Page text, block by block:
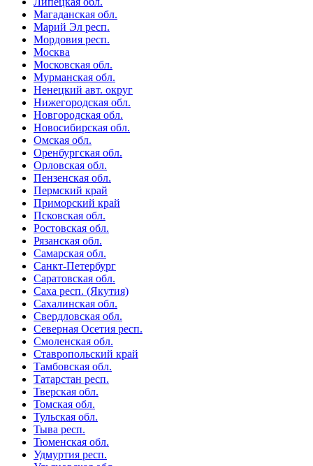
Магаданская обл.
Марий Эл респ.
Мордовия респ.
Москва
Московская обл.
Мурманская обл.
Ненецкий авт. округ
Нижегородская обл.
Новгородская обл.
Новосибирская обл.
Омская обл.
Оренбургская обл.
Орловская обл.
Пензенская обл.
Пермский край
Приморский край
Псковская обл.
Ростовская обл.
Рязанская обл.
Самарская обл.
Санкт-Петербург
Саратовская обл.
Саха респ. (Якутия)
Сахалинская обл.
Свердловская обл.
Северная Осетия респ.
Смоленская обл.
Ставропольский край
Тамбовская обл.
Татарстан респ.
Тверская обл.
Томская обл.
Тульская обл.
Тыва респ.
Тюменская обл.
Удмуртия респ.